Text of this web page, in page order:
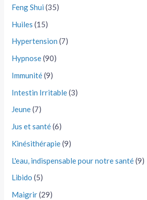
Feng Shui (35)
Huiles (15)
Hypertension (7)
Hypnose(90)
Immunité(9)
Intestin Irritable(3)
Jeune(7)
Jus et santé(6)
Kinésithérapie(9)
L'eau, indispensable pour notre santé(9)
Libido (5)
Maigrir(29)